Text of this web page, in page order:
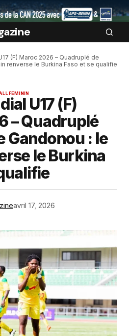
(F) Maroc 2026 – Quadruplé de
renverse le Burkina Faso et se qualifie
FEMININ
U17 (F)
– Quadruplé
Gandonou : le
le Burkina
avril 17, 2026